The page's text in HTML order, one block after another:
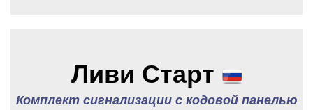
Ливи Старт
Комплект сигнализации с кодовой панелью